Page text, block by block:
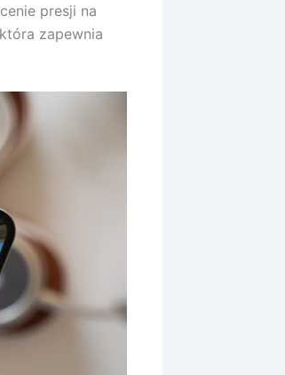
presji na
zapewnia